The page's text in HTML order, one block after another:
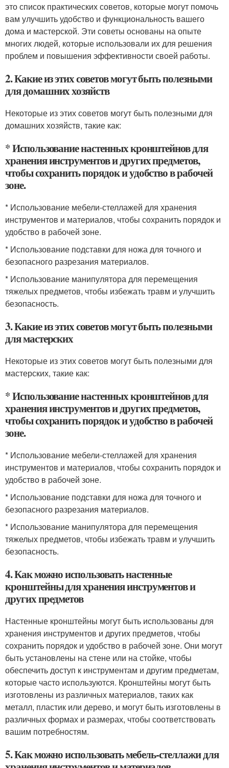
это список практических советов, которые могут помочь
вам улучшить удобство и функциональность вашего
дома и мастерской. Эти советы основаны на опыте
многих людей, которые использовали их для решения
проблем и повышения эффективности своей работы.
2. Какие из этих советов могут быть полезными
для домашних хозяйств
Некоторые из этих советов могут быть полезными для
домашних хозяйств, такие как:
* Использование настенных кронштейнов для
хранения инструментов и других предметов,
чтобы сохранить порядок и удобство в рабочей
зоне.
* Использование мебели-стеллажей для хранения
инструментов и материалов, чтобы сохранить порядок и
удобство в рабочей зоне.
* Использование подставки для ножа для точного и
безопасного разрезания материалов.
* Использование манипулятора для перемещения
тяжелых предметов, чтобы избежать травм и улучшить
безопасность.
3. Какие из этих советов могут быть полезными
для мастерских
Некоторые из этих советов могут быть полезными для
мастерских, такие как:
* Использование настенных кронштейнов для
хранения инструментов и других предметов,
чтобы сохранить порядок и удобство в рабочей
зоне.
* Использование мебели-стеллажей для хранения
инструментов и материалов, чтобы сохранить порядок и
удобство в рабочей зоне.
* Использование подставки для ножа для точного и
безопасного разрезания материалов.
* Использование манипулятора для перемещения
тяжелых предметов, чтобы избежать травм и улучшить
безопасность.
4. Как можно использовать настенные
кронштейны для хранения инструментов и
других предметов
Настенные кронштейны могут быть использованы для
хранения инструментов и других предметов, чтобы
сохранить порядок и удобство в рабочей зоне. Они могут
быть установлены на стене или на стойке, чтобы
обеспечить доступ к инструментам и другим предметам,
которые часто используются. Кронштейны могут быть
изготовлены из различных материалов, таких как
металл, пластик или дерево, и могут быть изготовлены в
различных формах и размерах, чтобы соответствовать
вашим потребностям.
5. Как можно использовать мебель-стеллажи для